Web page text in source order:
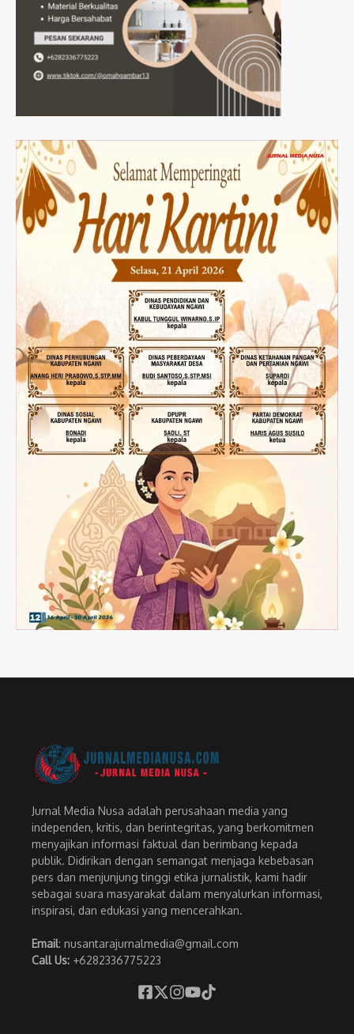
Jurnal Media Nusa adalah perusahaan media yang
independen, kritis, dan berintegritas, yang berkomitmen
menyajikan informasi faktual dan berimbang kepada
publik. Didirikan dengan semangat menjaga kebebasan
pers dan menjunjung tinggi etika jurnalistik, kami hadir
sebagai suara masyarakat dalam menyalurkan informasi,
inspirasi, dan edukasi yang mencerahkan.
Email: nusantarajurnalmedia@gmail.com
Call Us: +6282336775223